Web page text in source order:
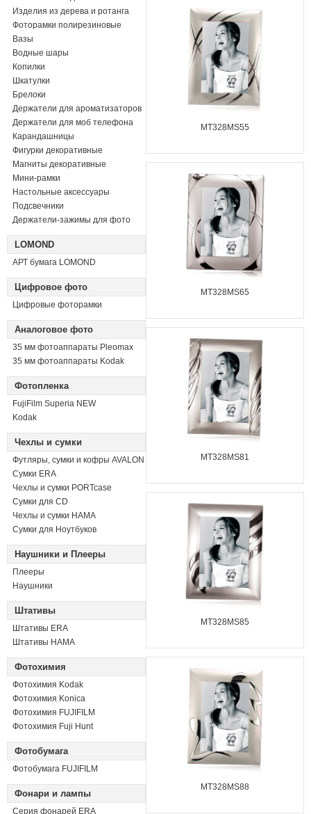
Изделия из дерева и ротанга
Фоторамки полирезиновые
Вазы
Водные шары
Копилки
Шкатулки
Брелоки
Держатели для ароматизаторов
Держатели для моб телефона
Карандашницы
Фигурки декоративные
Магниты декоративные
Мини-рамки
Настольные аксессуары
Подсвечники
Держатели-зажимы для фото
LOMOND
АРТ бумага LOMOND
Цифровое фото
Цифровые фоторамки
Аналоговое фото
35 мм фотоаппараты Pleomax
35 мм фотоаппараты Kodak
Фотопленка
FujiFilm Superia NEW
Kodak
Чехлы и сумки
Футляры, сумки и кофры AVALON
Сумки ERA
Чехлы и сумки PORTcase
Сумки для CD
Чехлы и сумки HAMA
Сумки для Ноутбуков
Наушники и Плееры
Плееры
Наушники
Штативы
Штативы ERA
Штативы HAMA
Фотохимия
Фотохимия Kodak
Фотохимия Konica
Фотохимия FUJIFILM
Фотохимия Fuji Hunt
Фотобумага
Фотобумага FUJIFILM
Фонари и лампы
Серия фонарей ERA
MT328MS55
MT328MS65
MT328MS81
MT328MS85
MT328MS88